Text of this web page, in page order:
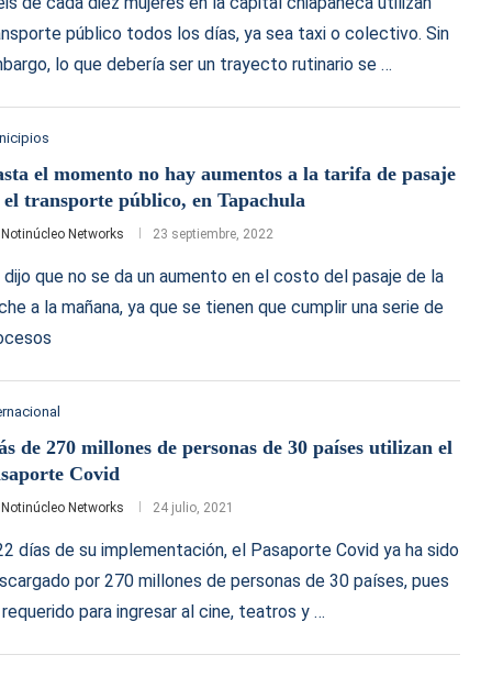
público todos los días, ya sea taxi o colectivo. Sin
lo que debería ser un trayecto rutinario se …
el momento no hay aumentos a la tarifa de pasaje
el transporte público, en Tapachula
Notinúcleo Networks 23 septiembre, 2022
dijo que no se da un aumento en el costo del pasaje de la
a la mañana, ya que se tienen que cumplir una serie de
de 270 millones de personas de 30 países utilizan el
Covid
Notinúcleo Networks 24 julio, 2021
días de su implementación, el Pasaporte Covid ya ha sido
por 270 millones de personas de 30 países, pues
para ingresar al cine, teatros y …